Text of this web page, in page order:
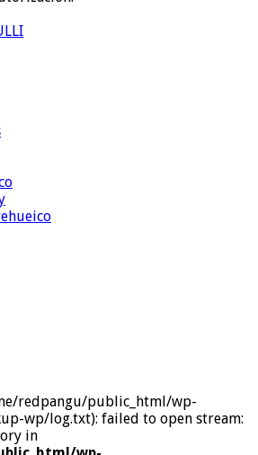
redpangu/public_html/wp-
wp/log.txt): failed to open stream:
in